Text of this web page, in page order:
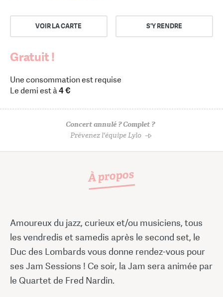
VOIR LA CARTE S'Y RENDRE
Gratuit !
Une consommation est requise
Le demi est à4 €
Concert annulé ? Complet ?
Prévenez l'équipe Lylo
À propos
Amoureux du jazz, curieux et/ou musiciens, tous
les vendredis et samedis après le second set, le
Duc des Lombards vous donne rendez-vous pour
ses Jam Sessions ! Ce soir, la Jam sera animée par
le Quartet de Fred Nardin.